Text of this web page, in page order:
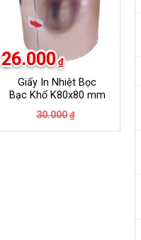
Giấy In Nhiệt Bọc
Bạc Khổ K80x80 mm
30.000 ₫
là:
26.000 ₫
tại